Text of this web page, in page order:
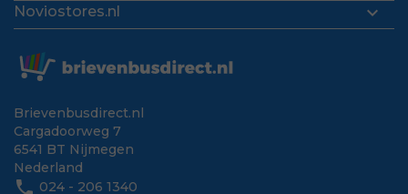
Noviostores.nl 
Brievenbusdirect.nl
Cargadoorweg 7
6541 BT Nijmegen
Nederland
phone 024 - 206 1340